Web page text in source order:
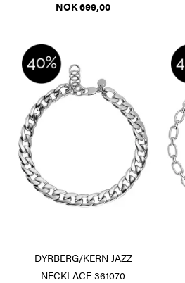
NOK 699,00
DYRBERG/KERN JAZZ
NECKLACE 361070